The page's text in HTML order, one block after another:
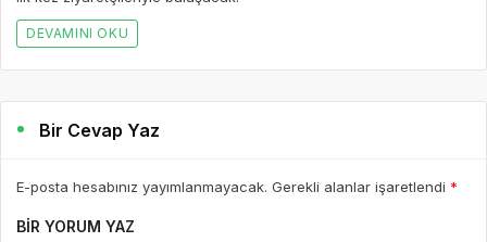
DEVAMINI OKU
Bir Cevap Yaz
E-posta hesabınız yayımlanmayacak. Gerekli alanlar işaretlendi *
BIR YORUM YAZ